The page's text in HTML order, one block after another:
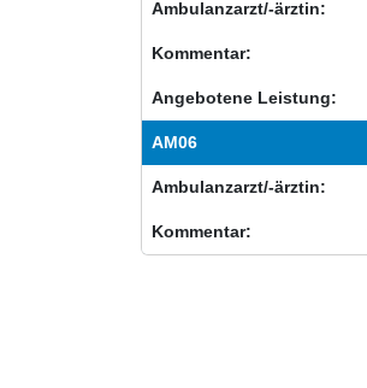
Ambulanzarzt/-ärztin:
Kommentar:
Angebotene Leistung:
AM06
Ambulanzarzt/-ärztin:
Kommentar: